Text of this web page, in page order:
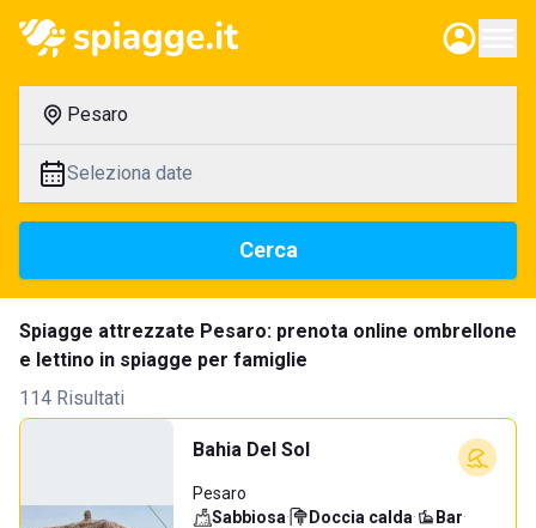
Pesaro
Seleziona date
Cerca
Spiagge attrezzate Pesaro: prenota online ombrellone
e lettino in spiagge per famiglie
114 Risultati
Bahia Del Sol
Pesaro
Sabbiosa· Doccia calda· Bar·